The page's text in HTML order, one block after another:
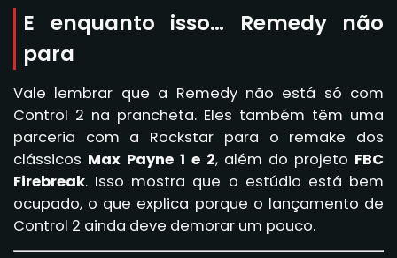
E enquanto isso… Remedy não
para
Vale lembrar que a Remedy não está só com
Control 2 na prancheta. Eles também têm uma
parceria com a Rockstar para o remake dos
clássicos Max Payne 1 e 2, além do projeto FBC
Firebreak. Isso mostra que o estúdio está bem
ocupado, o que explica porque o lançamento de
Control 2 ainda deve demorar um pouco.